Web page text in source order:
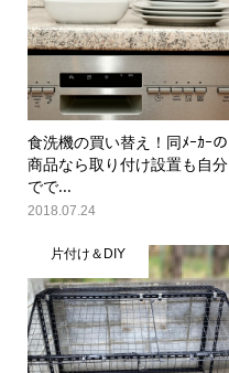
食洗機の買い替え！同ﾒｰｶｰの
商品なら取り付け設置も自分
でで...
2018.07.24
片付け＆DIY